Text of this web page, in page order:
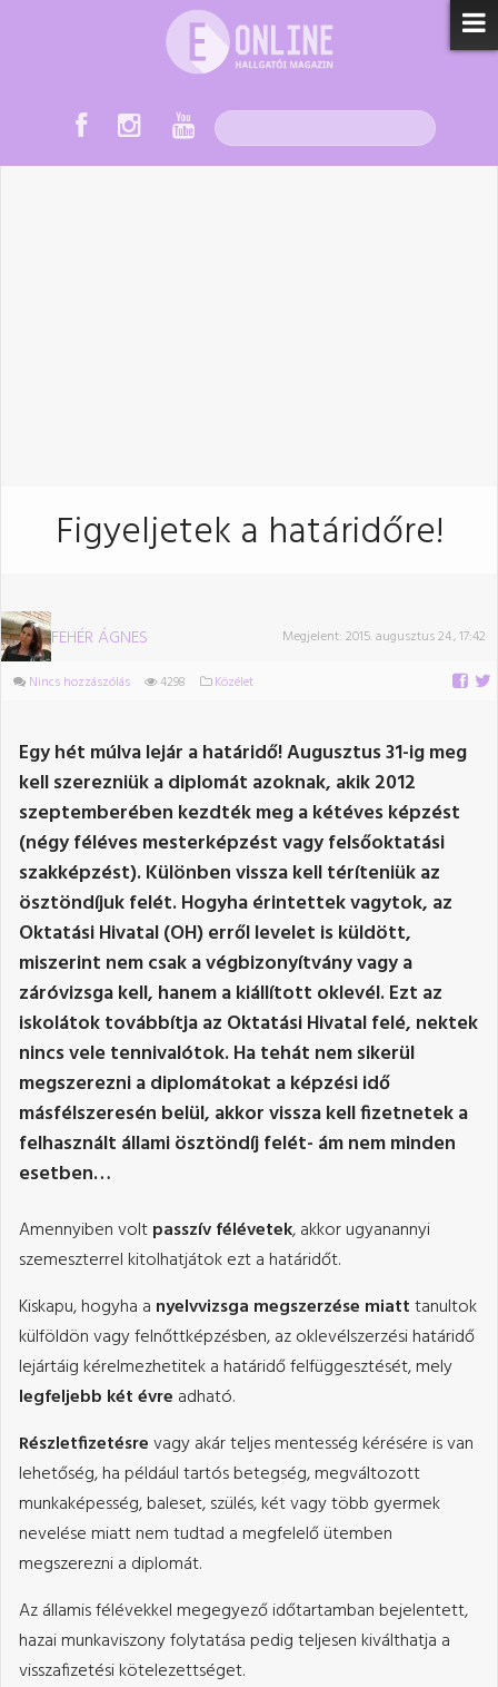
Figyeljetek a határidőre!
FEHÉR ÁGNES Megjelent: 2015. augusztus 24., 17:42
Nincs hozzászólás 4298 Közélet
Egy hét múlva lejár a határidő! Augusztus 31-ig meg
kell szerezniük a diplomát azoknak, akik 2012
szeptemberében kezdték meg a kétéves képzést
(négy féléves mesterképzést vagy felsőoktatási
szakképzést). Különben vissza kell téríteniük az
ösztöndíjuk felét. Hogyha érintettek vagytok, az
Oktatási Hivatal (OH) erről levelet is küldött,
miszerint nem csak a végbizonyítvány vagy a
záróvizsga kell, hanem a kiállított oklevél. Ezt az
iskolátok továbbítja az Oktatási Hivatal felé, nektek
nincs vele tennivalótok. Ha tehát nem sikerül
megszerezni a diplomátokat a képzési idő
másfélszeresén belül, akkor vissza kell fizetnetek a
felhasznált állami ösztöndíj felét- ám nem minden
esetben…
Amennyiben voltpasszív félévetek, akkor ugyanannyi
szemeszterrel kitolhatjátok ezt a határidőt.
Kiskapu, hogyha a nyelvvizsga megszerzése miatttanultok
külföldön vagy felnőttképzésben, az oklevélszerzési határidő
lejártáig kérelmezhetitek a határidő felfüggesztését, mely
legfeljebb két évre adható.
Részletfizetésrevagy akár teljes mentesség kérésére is van
lehetőség, ha például tartós betegség, megváltozott
munkaképesség, baleset, szülés, két vagy több gyermek
nevelése miatt nem tudtad a megfelelő ütemben
megszerezni a diplomát.
Az államis félévekkel megegyező időtartamban bejelentett,
hazai munkaviszony folytatása pedig teljesen kiválthatja a
visszafizetési kötelezettséget.